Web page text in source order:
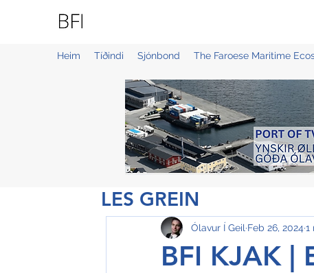
Heim Tíðindi Sjónbond The Faroese Maritime
BFI KJAK |
Ólavur Í Geil Feb 26, 2024 1
LES GREIN